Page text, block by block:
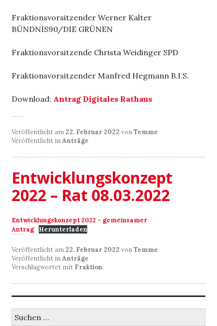
Fraktionsvorsitzender Werner Kalter
BÜNDNIS90/DIE GRÜNEN
Fraktionsvorsitzende Christa Weidinger SPD
Fraktionsvorsitzender Manfred Hegmann B.I.S.
Download: Antrag Digitales Rathaus
Veröffentlicht am 22. Februar 2022 vonTemme
Veröffentlicht inAnträge
Entwicklungskonzept
2022 – Rat 08.03.2022
Entwicklungskonzept 2022 – gemeinsamer
Antrag
Herunterladen
Veröffentlicht am 22. Februar 2022 vonTemme
Veröffentlicht inAnträge
Verschlagwortet mit Fraktion.
Suchen
nach: